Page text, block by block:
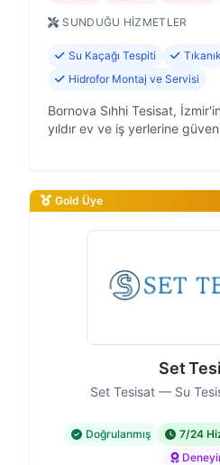
SUNDUĞU HIZMETLER
Su Kaçağı Tespiti
Hidrofor Montaj ve Servisi
Bornova Sıhhi Tesisat,
yıldır ev ve iş yerlerine
Gold Üye
Set
Set Tesisat — Su
Doğrulanmış 7/24